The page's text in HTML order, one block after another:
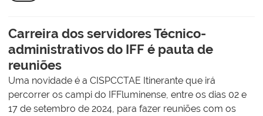
Carreira dos servidores Técnico-
administrativos do IFF é pauta de
reuniões
Uma novidade é a CISPCCTAE Itinerante que irá
percorrer os campi do IFFluminense, entre os dias 02 e
17 de setembro de 2024, para fazer reuniões com os